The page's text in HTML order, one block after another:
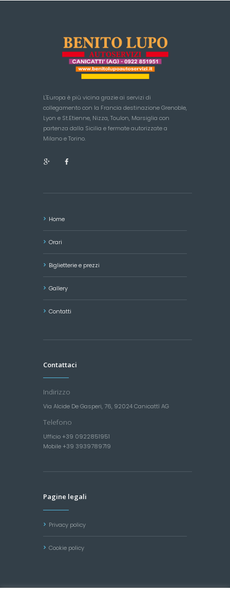
L'Europa è più vicina grazie ai servizi di
collegamento con la Francia destinazione Grenoble,
Lyon e St.Etienne, Nizza, Toulon, Marsiglia con
partenza dalla Sicilia e fermate autorizzate a
Milano e Torino.
Home
Orari
Biglietterie e prezzi
Gallery
Contatti
Contattaci
Indirizzo
Via Alcide De Gasperi, 76, 92024 Canicattì AG
Telefono
Ufficio +39 0922851951
Mobile +39 3939789719
Pagine legali
Privacy policy
Cookie policy